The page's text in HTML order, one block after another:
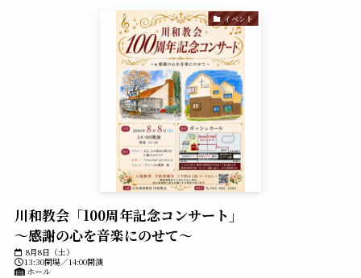
イベント
川和教会「100周年記念コンサート」
～感謝の心を音楽にのせて～
8月8日（土）
13:30開場／14:00開演
ホール